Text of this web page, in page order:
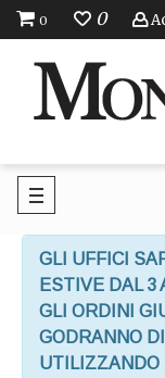
0 0
GLI UFFICI
ESTIVE DAL 3
GLI ORDINI
GODRANNO
UTILIZZANDO